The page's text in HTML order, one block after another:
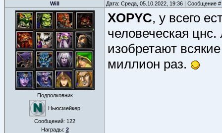
Will Дата: Среда, 05.10.2022, 19:36 | Сообщение #
Подполковник
Ньюсмейкер
Сообщений: 122
Награды: 2
XOPYC, у всего
человеческая
изобретают
миллион раз.